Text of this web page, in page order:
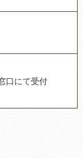
口にて受付